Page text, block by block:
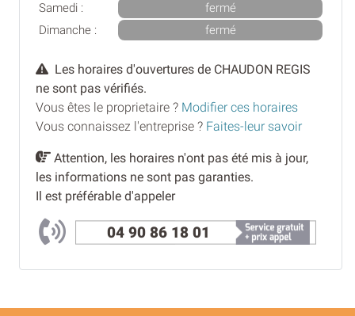
Samedi :
fermé
Dimanche :
fermé
Les horaires d'ouvertures de CHAUDON REGIS
ne sont pas vérifiés.
Vous êtes le proprietaire ? Modifier ces horaires
Vous connaissez l'entreprise ? Faites-leur savoir
Attention, les horaires n'ont pas été mis à jour,
les informations ne sont pas garanties.
Il est préférable d'appeler
04 90 86 18 01